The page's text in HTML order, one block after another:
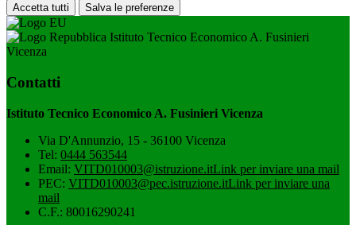
Accetta tutti Salva le preferenze
Istituto Tecnico Economico A. Fusinieri
Vicenza
Contatti
Istituto Tecnico Economico A. Fusinieri Vicenza
Via D'Annunzio, 15 - 36100 Vicenza
Tel: 0444 563544
Email: VITD010003@istruzione.itLink per inviare una mail
PEC: VITD010003@pec.istruzione.itLink per inviare una
mail
C.F.: 80016290241